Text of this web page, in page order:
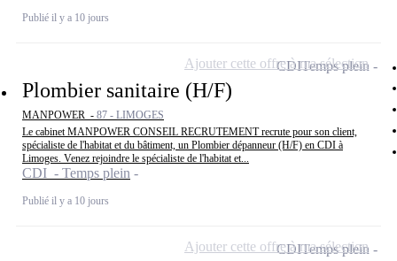
Publié il y a 10 jours
Plombier sanitaire (H/F)
MANPOWER - 87 - LIMOGES
Le cabinet MANPOWER CONSEIL RECRUTEMENT recrute pour son client,
spécialiste de l'habitat et du bâtiment, un Plombier dépanneur (H/F) en CDI à
Limoges. Venez rejoindre le spécialiste de l'habitat et...
CDI - Temps plein
Publié il y a 10 jours
CDITemps plein
Ajouter cette offre à ma sélection
CDITemps plein
Ajouter cette offre à ma sélection